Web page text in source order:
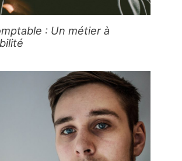
: Un métier à